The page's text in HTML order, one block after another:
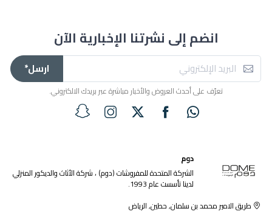
انضم إلى نشرتنا الإخبارية الآن
ارسل*
تعرّف على أحدث العروض والأخبار مباشرة عبر بريدك الالكتروني.
دوم
الشركة المتحدة للمفروشات (دوم) ، شركة الأثاث والديكور المنزلي
لدينا تأسست عام 1993.
طريق الامير محمد بن سلمان, حطين, الرياض